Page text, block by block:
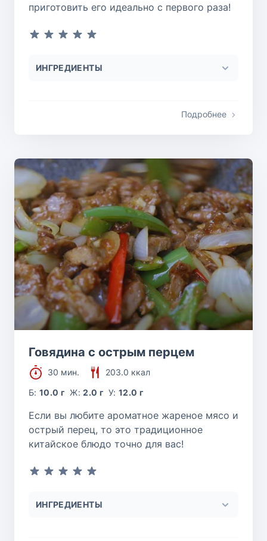
приготовить его идеально с первого раза!
ИНГРЕДИЕНТЫ
Подробнее
Говядина с острым перцем
30 мин.
203.0 ккал
Б:10.0 г Ж:2.0 г У:12.0 г
Если вы любите ароматное жареное мясо и
острый перец, то это традиционное
китайское блюдо точно для вас!
ИНГРЕДИЕНТЫ